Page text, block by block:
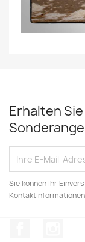
Erhalten
Sie können Ihr